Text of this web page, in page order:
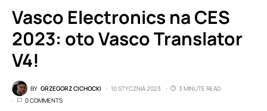
Vasco Electronics na CES
2023: oto Vasco Translator
V4!
BY GRZEGORZ CICHOCKI 10 STYCZNIA 2023
3 MINUTE READ
0 COMMENTS